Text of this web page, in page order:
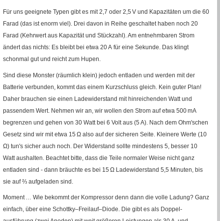
Für uns geeignete Typen gibt es mit 2,7 oder 2,5 V und Kapazitäten um die 60
Farad (das ist enorm viel). Drei davon in Reihe geschaltet haben noch 20
Farad (Kehrwert aus Kapazität und Stückzahl). Am entnehm­baren Strom
ändert das nichts: Es bleibt bei etwa 20A für eine Sekunde. Das klingt
schonmal gut und reicht zum Hupen.
Sind diese Monster (räumlich klein) jedoch entladen und werden mit der
Batterie verbunden, kommt das einem Kurzschluss gleich. Kein guter Plan!
Daher brauchen sie einen Ladewiderstand mit hinreichenden Watt und
passendem Wert. Nehmen wir an, wir wollen den Strom auf etwa 500mA
begrenzen und gehen von 30 Watt bei 6 Volt aus (5 A). Nach dem Ohm'schen
Gesetz sind wir mit etwa 15 Ω also auf der sicheren Seite. Kleinere Werte (10
Ω) tun's sicher auch noch. Der Widerstand sollte mindestens 5, besser 10
Watt aushalten. Beachtet bitte, dass die Teile normaler Weise nicht ganz
entladen sind - dann bräuchte es bei 15 Ω Ladewiderstand 5,5 Minuten, bis
sie auf ⅔ aufgeladen sind.
Moment … Wie bekommt der Kompressor denn dann die volle Ladung? Ganz
einfach, über eine Schottky–Freilauf–Diode. Die gibt es als Doppel­